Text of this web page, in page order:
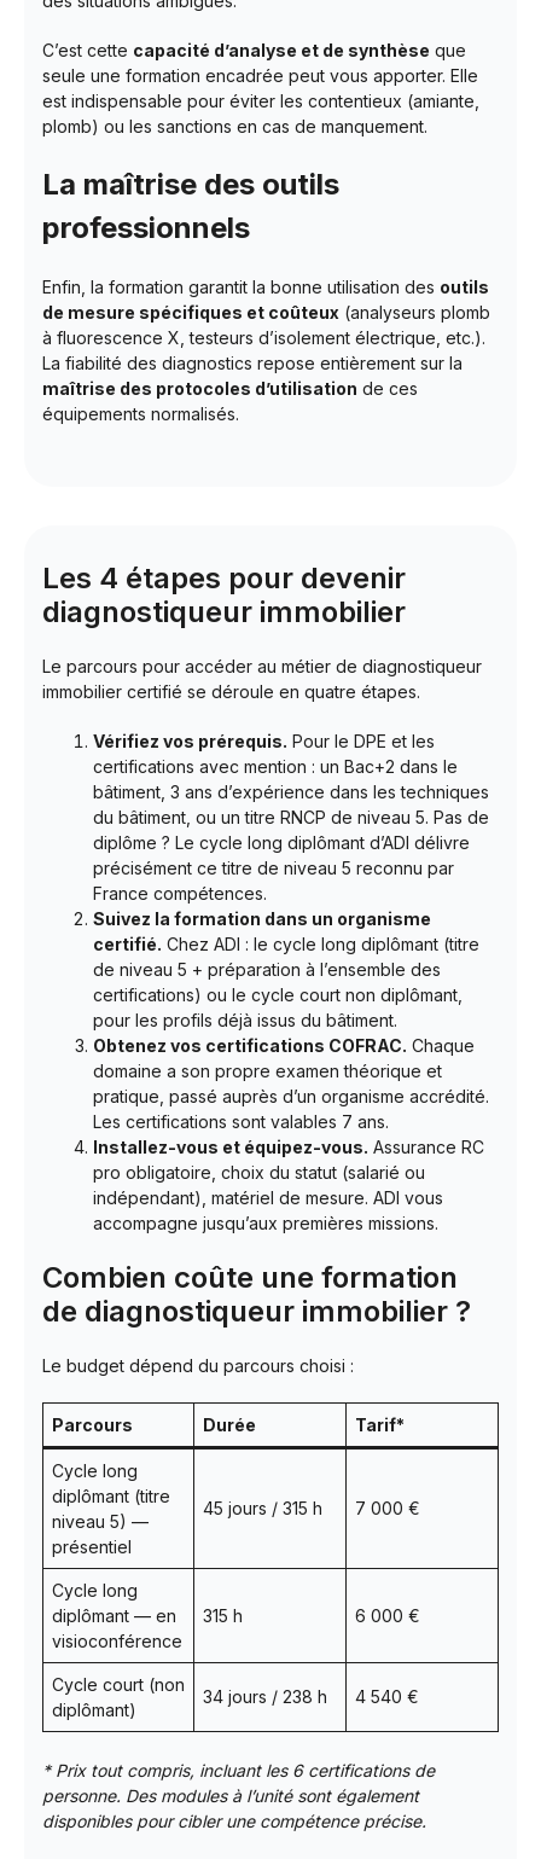
C’est cette capacité d’analyse et de synthèse que
seule une formation encadrée peut vous apporter. Elle
est indispensable pour éviter les contentieux (amiante,
plomb) ou les sanctions en cas de manquement.
La maîtrise des outils
professionnels
Enfin, la formation garantit la bonne utilisation des outils
de mesure spécifiques et coûteux (analyseurs plomb
à fluorescence X, testeurs d’isolement électrique, etc.).
La fiabilité des diagnostics repose entièrement sur la
maîtrise des protocoles d’utilisation de ces
équipements normalisés.
Les 4 étapes pour devenir
diagnostiqueur immobilier
Le parcours pour accéder au métier de diagnostiqueur
immobilier certifié se déroule en quatre étapes.
Vérifiez vos prérequis. Pour le DPE et les
certifications avec mention : un Bac+2 dans le
bâtiment, 3 ans d’expérience dans les techniques
du bâtiment, ou un titre RNCP de niveau 5. Pas de
diplôme ? Le cycle long diplômant d’ADI délivre
précisément ce titre de niveau 5 reconnu par
France compétences.
Suivez la formation dans un organisme
certifié. Chez ADI : le cycle long diplômant (titre
de niveau 5 + préparation à l’ensemble des
certifications) ou le cycle court non diplômant,
pour les profils déjà issus du bâtiment.
Obtenez vos certifications COFRAC. Chaque
domaine a son propre examen théorique et
pratique, passé auprès d’un organisme accrédité.
Les certifications sont valables 7 ans.
Installez-vous et équipez-vous. Assurance RC
pro obligatoire, choix du statut (salarié ou
indépendant), matériel de mesure. ADI vous
accompagne jusqu’aux premières missions.
Combien coûte une formation
de diagnostiqueur immobilier ?
Le budget dépend du parcours choisi :
Parcours Durée Tarif*
Cycle long
diplômant (titre
niveau 5) —
présentiel
45 jours / 315 h 7 000 €
Cycle long
diplômant — en
visioconférence
315 h 6 000 €
Cycle court (non
diplômant)
34 jours / 238 h 4 540 €
* Prix tout compris, incluant les 6 certifications de
personne. Des modules à l’unité sont également
disponibles pour cibler une compétence précise.